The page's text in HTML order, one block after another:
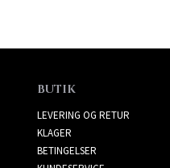
BUTIK
LEVERING OG RETUR
KLAGER
BETINGELSER